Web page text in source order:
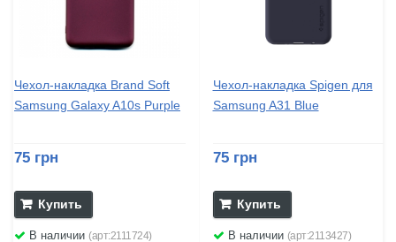
Чехол-накладка Brand Soft
Samsung Galaxy A10s Purple
75 грн
Купить
В наличии (арт:2111724)
Чехол-накладка Spigen для
Samsung A31 Blue
75 грн
Купить
В наличии (арт:2113427)